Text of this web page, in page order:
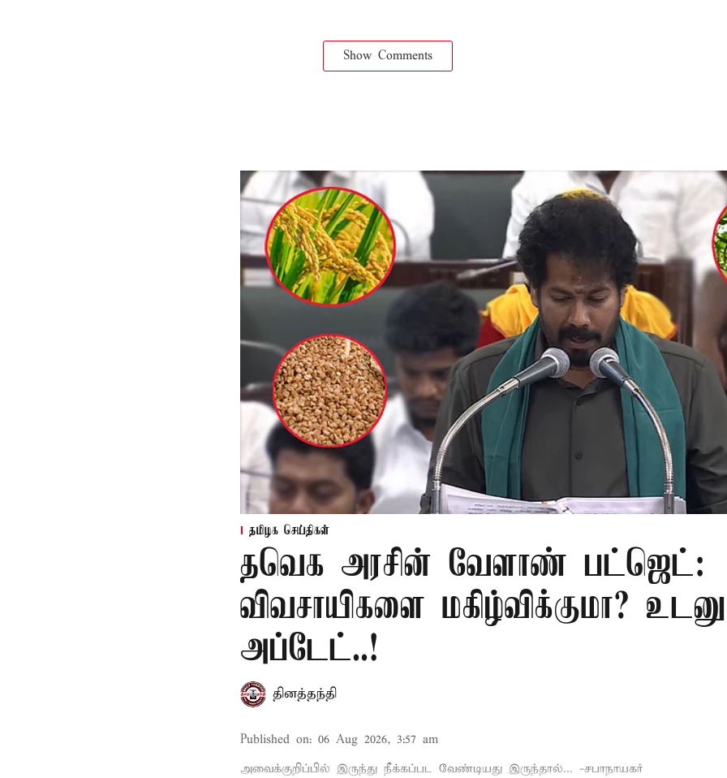
Show Comments
தமிழக செய்திகள்
தவெக அரசின் வேளாண் பட்ஜெட்:
விவசாயிகளை மகிழ்விக்குமா?
அப்டேட்..!
தினத்தந்தி
Published on: 06 Aug 2026, 3:57 am
அவைக்குறிப்பில் இருந்து நீக்கப்பட வேண்டியது இருந்தால்... -சபாநாயகர்